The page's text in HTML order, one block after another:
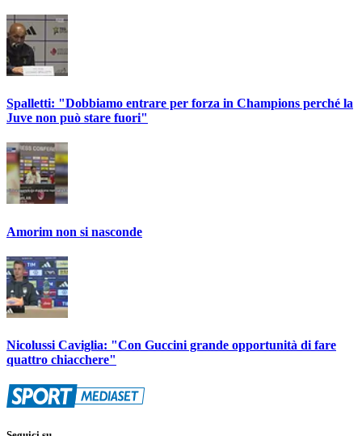
Spalletti: "Dobbiamo entrare per forza in Champions perché la
Juve non può stare fuori"
Amorim non si nasconde
Nicolussi Caviglia: "Con Guccini grande opportunità di fare
quattro chiacchere"